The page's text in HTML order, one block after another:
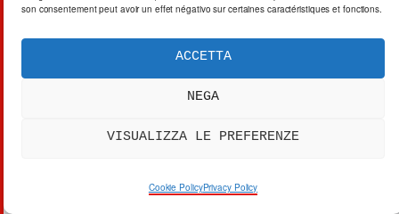
son consentement peut avoir un effet négativo sur certaines caractéristiques et fonctions.
ACCETTA
NEGA
VISUALIZZA LE PREFERENZE
Cookie PolicyPrivacy Policy
La cartographie des accords d’achat anticipé américains
confirme une stratégie industrielle orientée vers le near-
shoring et le friend-shoring. Cependant, l’omission de
détails sur les taux de couverture des approvisionnements
et sur les échéances précises de montée en puissance des
réellement indépendante du contrôle asiatique.